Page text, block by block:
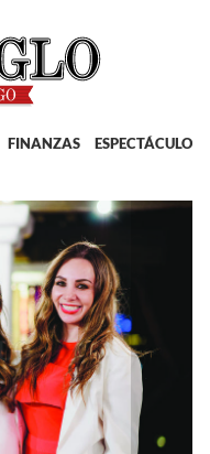
FINANZAS ESPECTÁCULOS